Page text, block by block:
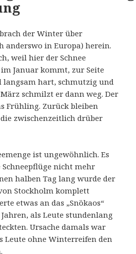
der Winter über
anderswo in Europa) herein.
weil hier der Schnee
Januar kommt, zur Seite
langsam hart, schmutzig und
schmilzt er dann weg. Der
Frühling. Zurück bleiben
zwischenzeitlich drüber
ist ungewöhnlich. Es
Schneepflüge nicht mehr
halben Tag lang wurde der
Stockholm komplett
etwas an das „Snökaos“
Jahren, als Leute stundenlang
Ursache damals war
Leute ohne Winterreifen den